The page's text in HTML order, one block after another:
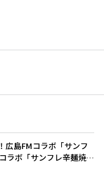
広島FMコラボ「サンフ
ラボ「サンフレ辛麺焼き